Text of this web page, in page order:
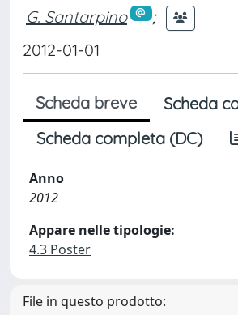
G. Santarpino
;
2012-01-01
Scheda breve
Scheda
Scheda completa (DC)
Anno
2012
Appare nelle tipologie:
4.3 Poster
File in questo prodotto: